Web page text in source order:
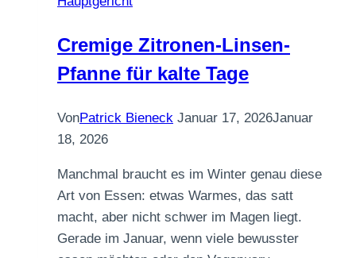
Cremige Zitronen-Linsen-
Pfanne für kalte Tage
VonPatrick Bieneck Januar 17, 2026Januar
18, 2026
Manchmal braucht es im Winter genau diese
Art von Essen: etwas Warmes, das satt
macht, aber nicht schwer im Magen liegt.
Gerade im Januar, wenn viele bewusster